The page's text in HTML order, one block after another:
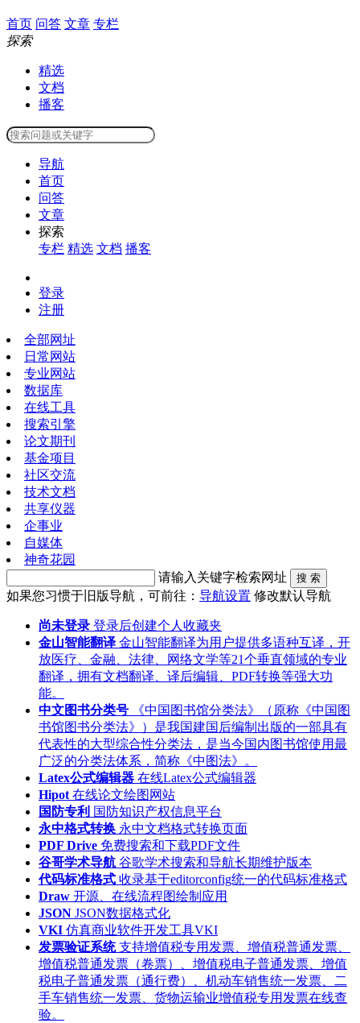
首页 问答 文章 专栏
探索
精选
文档
播客
导航
首页
问答
文章
探索
专栏 精选 文档 播客
登录
注册
全部网址
日常网站
专业网站
数据库
在线工具
搜索引擎
论文期刊
基金项目
社区交流
技术文档
共享仪器
企事业
自媒体
神奇花园
请输入关键字检索网址
搜 索
如果您习惯于旧版导航，可前往： 导航设置 修改默认导航
尚未登录 登录后创建个人收藏夹
金山智能翻译 金山智能翻译为用户提供多语种互译，开
放医疗、金融、法律、网络文学等21个垂直领域的专业
翻译，拥有文档翻译、译后编辑、PDF转换等强大功
能。
中文图书分类号 《中国图书馆分类法》（原称《中国图
书馆图书分类法》）是我国建国后编制出版的一部具有
代表性的大型综合性分类法，是当今国内图书馆使用最
广泛的分类法体系，简称《中图法》。
Latex公式编辑器 在线Latex公式编辑器
Hipot 在线论文绘图网站
国防专利 国防知识产权信息平台
永中格式转换 永中文档格式转换页面
PDF Drive 免费搜索和下载PDF文件
谷哥学术导航 谷歌学术搜索和导航长期维护版本
代码标准格式 收录基于editorconfig统一的代码标准格式
Draw 开源、在线流程图绘制应用
JSON JSON数据格式化
VKI 仿真商业软件开发工具VKI
发票验证系统支持增值税专用发票、增值税普通发票、
增值税普通发票（卷票）、增值税电子普通发票、增值
税电子普通发票（通行费）、机动车销售统一发票、二
手车销售统一发票、货物运输业增值税专用发票在线查
验。